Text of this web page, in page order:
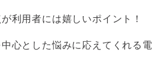
利用者には嬉しいポイント！
心とした悩みに応えてくれる電